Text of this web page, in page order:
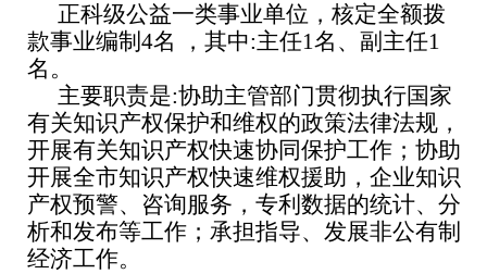
正科级公益一类事业单位，核定全额拨
款事业编制 4名 ，其中:主任1名、副主任1
名。
主要职责是:协助主管部门贯彻执行国家
有关知识产权保护和维权的政策法律法规，
开展有关知识产权快速协同保护工作；协助
开展全市知识产权快速维权援助，企业知识
产权预警、咨询服务，专利数据的统计、分
析和发布等工作；承担指导、发展非公有制
经济工作。